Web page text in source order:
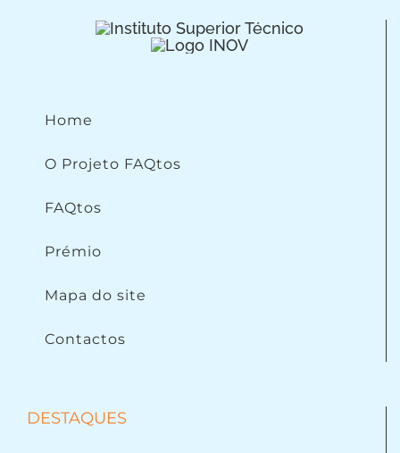
Home
O Projeto FAQtos
FAQtos
Prémio
Mapa do site
Contactos
DESTAQUES